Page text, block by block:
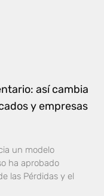
así cambia
y empresas
un modelo
ha aprobado
las Pérdidas y el